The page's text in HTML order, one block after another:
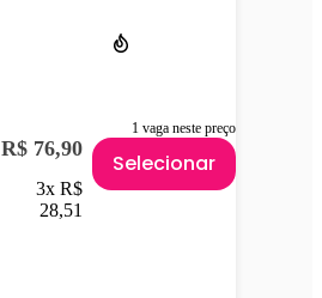
1 vaga neste preço
R$ 76,90
3x R$
28,51
Selecionar